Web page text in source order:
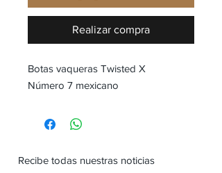
Realizar compra
Botas vaqueras Twisted X
Número 7 mexicano
Recibe todas nuestras noticias